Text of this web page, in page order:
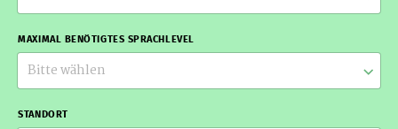
MAXIMAL BENÖTIGTES SPRACHLEVEL
Bitte wählen
STANDORT